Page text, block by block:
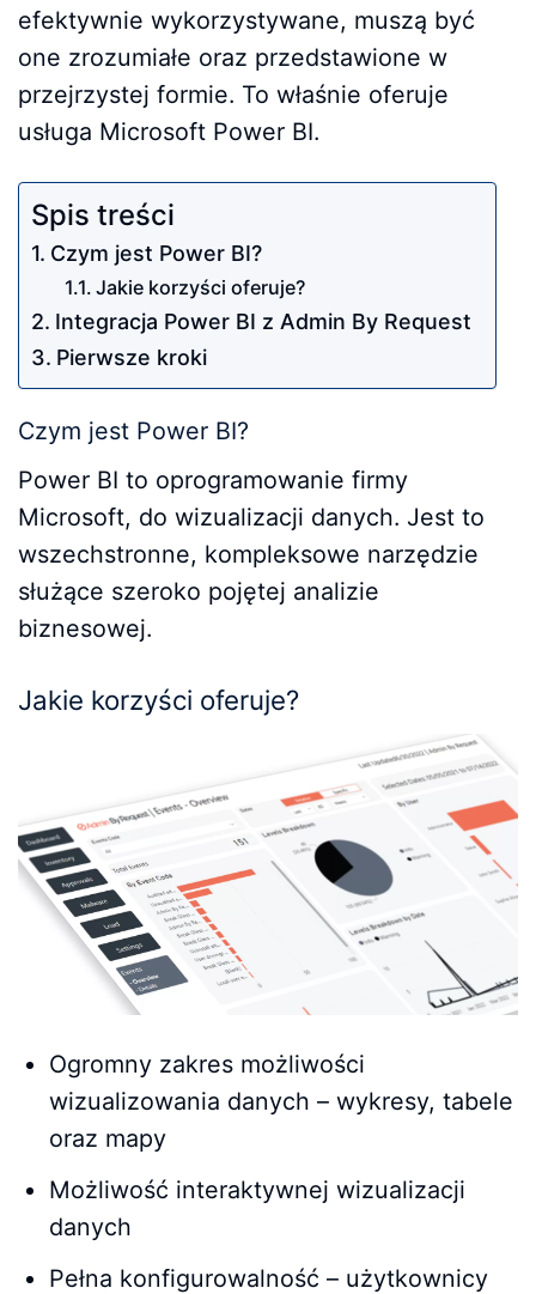
efektywnie wykorzystywane, muszą być
one zrozumiałe oraz przedstawione w
przejrzystej formie. To właśnie oferuje
usługa Microsoft Power BI.
Spis treści
Czym jest Power BI?
Jakie korzyści oferuje?
Integracja Power BI z Admin By Request
Pierwsze kroki
Czym jest Power BI?
Power BI to oprogramowanie firmy
Microsoft, do wizualizacji danych. Jest to
wszechstronne, kompleksowe narzędzie
służące szeroko pojętej analizie
biznesowej.
Jakie korzyści oferuje?
Ogromny zakres możliwości
wizualizowania danych – wykresy, tabele
oraz mapy
Możliwość interaktywnej wizualizacji
danych
Pełna konfigurowalność – użytkownicy